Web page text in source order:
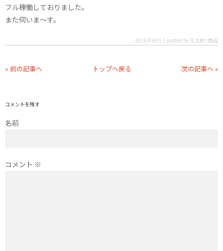
フル稼働しておりました。
また伺いま〜す。
2018/06/21 | posted by 花太郎 | 商品
« 前の記事へ トップへ戻る 次の記事へ »
コメントを残す
名前
コメント ※